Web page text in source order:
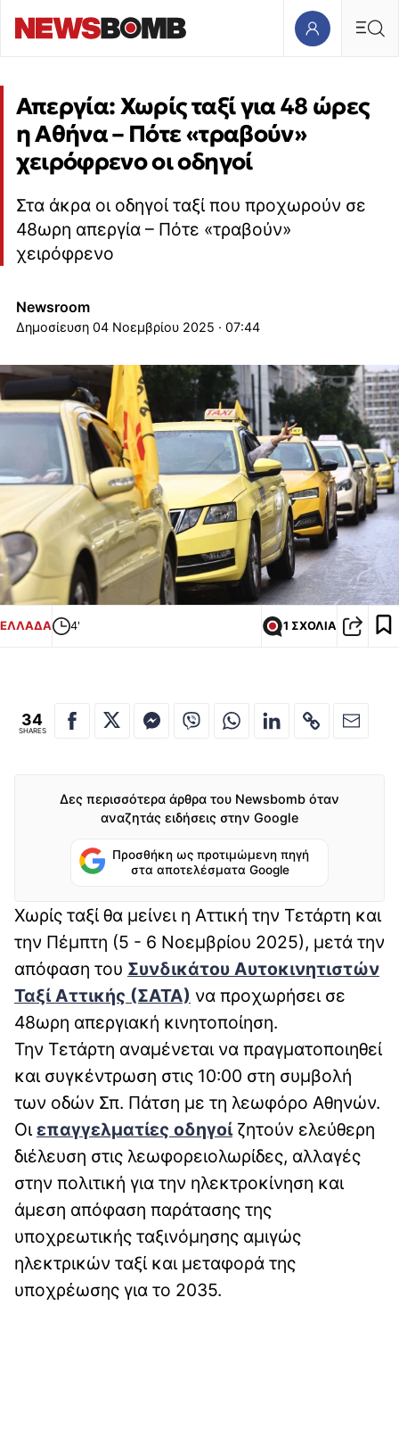
Απεργία: Χωρίς ταξί για 48 ώρες
η Αθήνα – Πότε «τραβούν»
χειρόφρενο οι οδηγοί
Στα άκρα οι οδηγοί ταξί που προχωρούν σε
48ωρη απεργία – Πότε «τραβούν»
χειρόφρενο
Newsroom
04 Νοεμβρίου 2025 · 07:44
ΕΛΛΑΔΑ 4' 1 ΣΧΟΛΙΑ
34
SHARES
Δες περισσότερα άρθρα του Newsbomb όταν
αναζητάς ειδήσεις στην Google
Προσθήκη ως προτιμώμενη πηγή
στα αποτελέσματα Google
Χωρίς ταξί θα μείνει η Αττική την Τετάρτη και
την Πέμπτη (5 - 6 Νοεμβρίου 2025), μετά την
απόφαση του Συνδικάτου Αυτοκινητιστών
Ταξί Αττικής (ΣΑΤΑ) να προχωρήσει σε
48ωρη απεργιακή κινητοποίηση.
Την Τετάρτη αναμένεται να πραγματοποιηθεί
και συγκέντρωση στις 10:00 στη συμβολή
των οδών Σπ. Πάτση με τη λεωφόρο Αθηνών.
Οι επαγγελματίες οδηγοίζητούν ελεύθερη
διέλευση στις λεωφορειολωρίδες, αλλαγές
στην πολιτική για την ηλεκτροκίνηση και
άμεση απόφαση παράτασης της
υποχρεωτικής ταξινόμησης αμιγώς
ηλεκτρικών ταξί και μεταφορά της
υποχρέωσης για το 2035.